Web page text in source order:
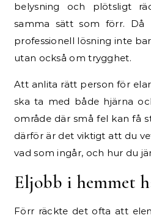
belysning och plötsligt
samma sätt som förr.
professionell lösning inte
utan också om trygghet.
Att anlita rätt person för
ska ta med både hjärna
område där små fel kan få
därför är det viktigt att du
vad som ingår, och hur du
Eljobb i hemmet
Förr räckte det ofta att